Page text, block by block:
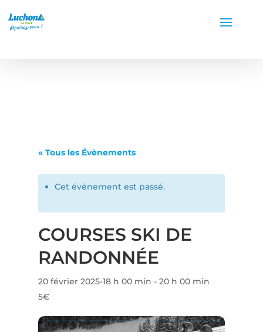
« Tous les Évènements
Cet évènement est passé.
COURSES SKI DE
RANDONNÉE
20 février 2025-18 h 00 min - 20 h 00 min
5€